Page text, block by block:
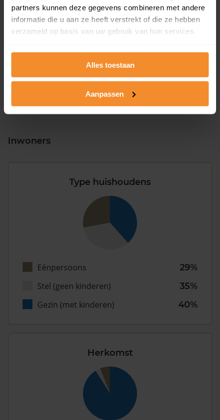
partners kunnen deze gegevens combineren met andere
informatie die u aan ze heeft verstrekt of die ze hebben
verzameld op basis van uw gebruik van hun services.
Alles toestaan
Aanpassen
T/m 1945
15%
2008 of later
17%
Inwoners
Type huishoudens
Eénpersoons
29%
Stel (geen kinderen)
35%
Gezin (met kinderen)
40%
Herkomst